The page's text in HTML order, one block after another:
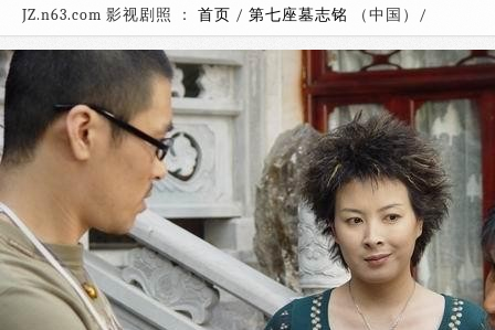
JZ.n63.com 影视剧照 ： 首页 / 第七座墓志铭 （中国